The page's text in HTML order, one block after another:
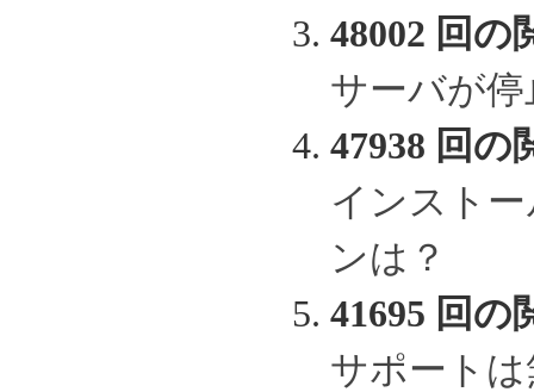
48002 回の
サーバが
47938 回の
インスト
ンは？
41695 回の
サポート